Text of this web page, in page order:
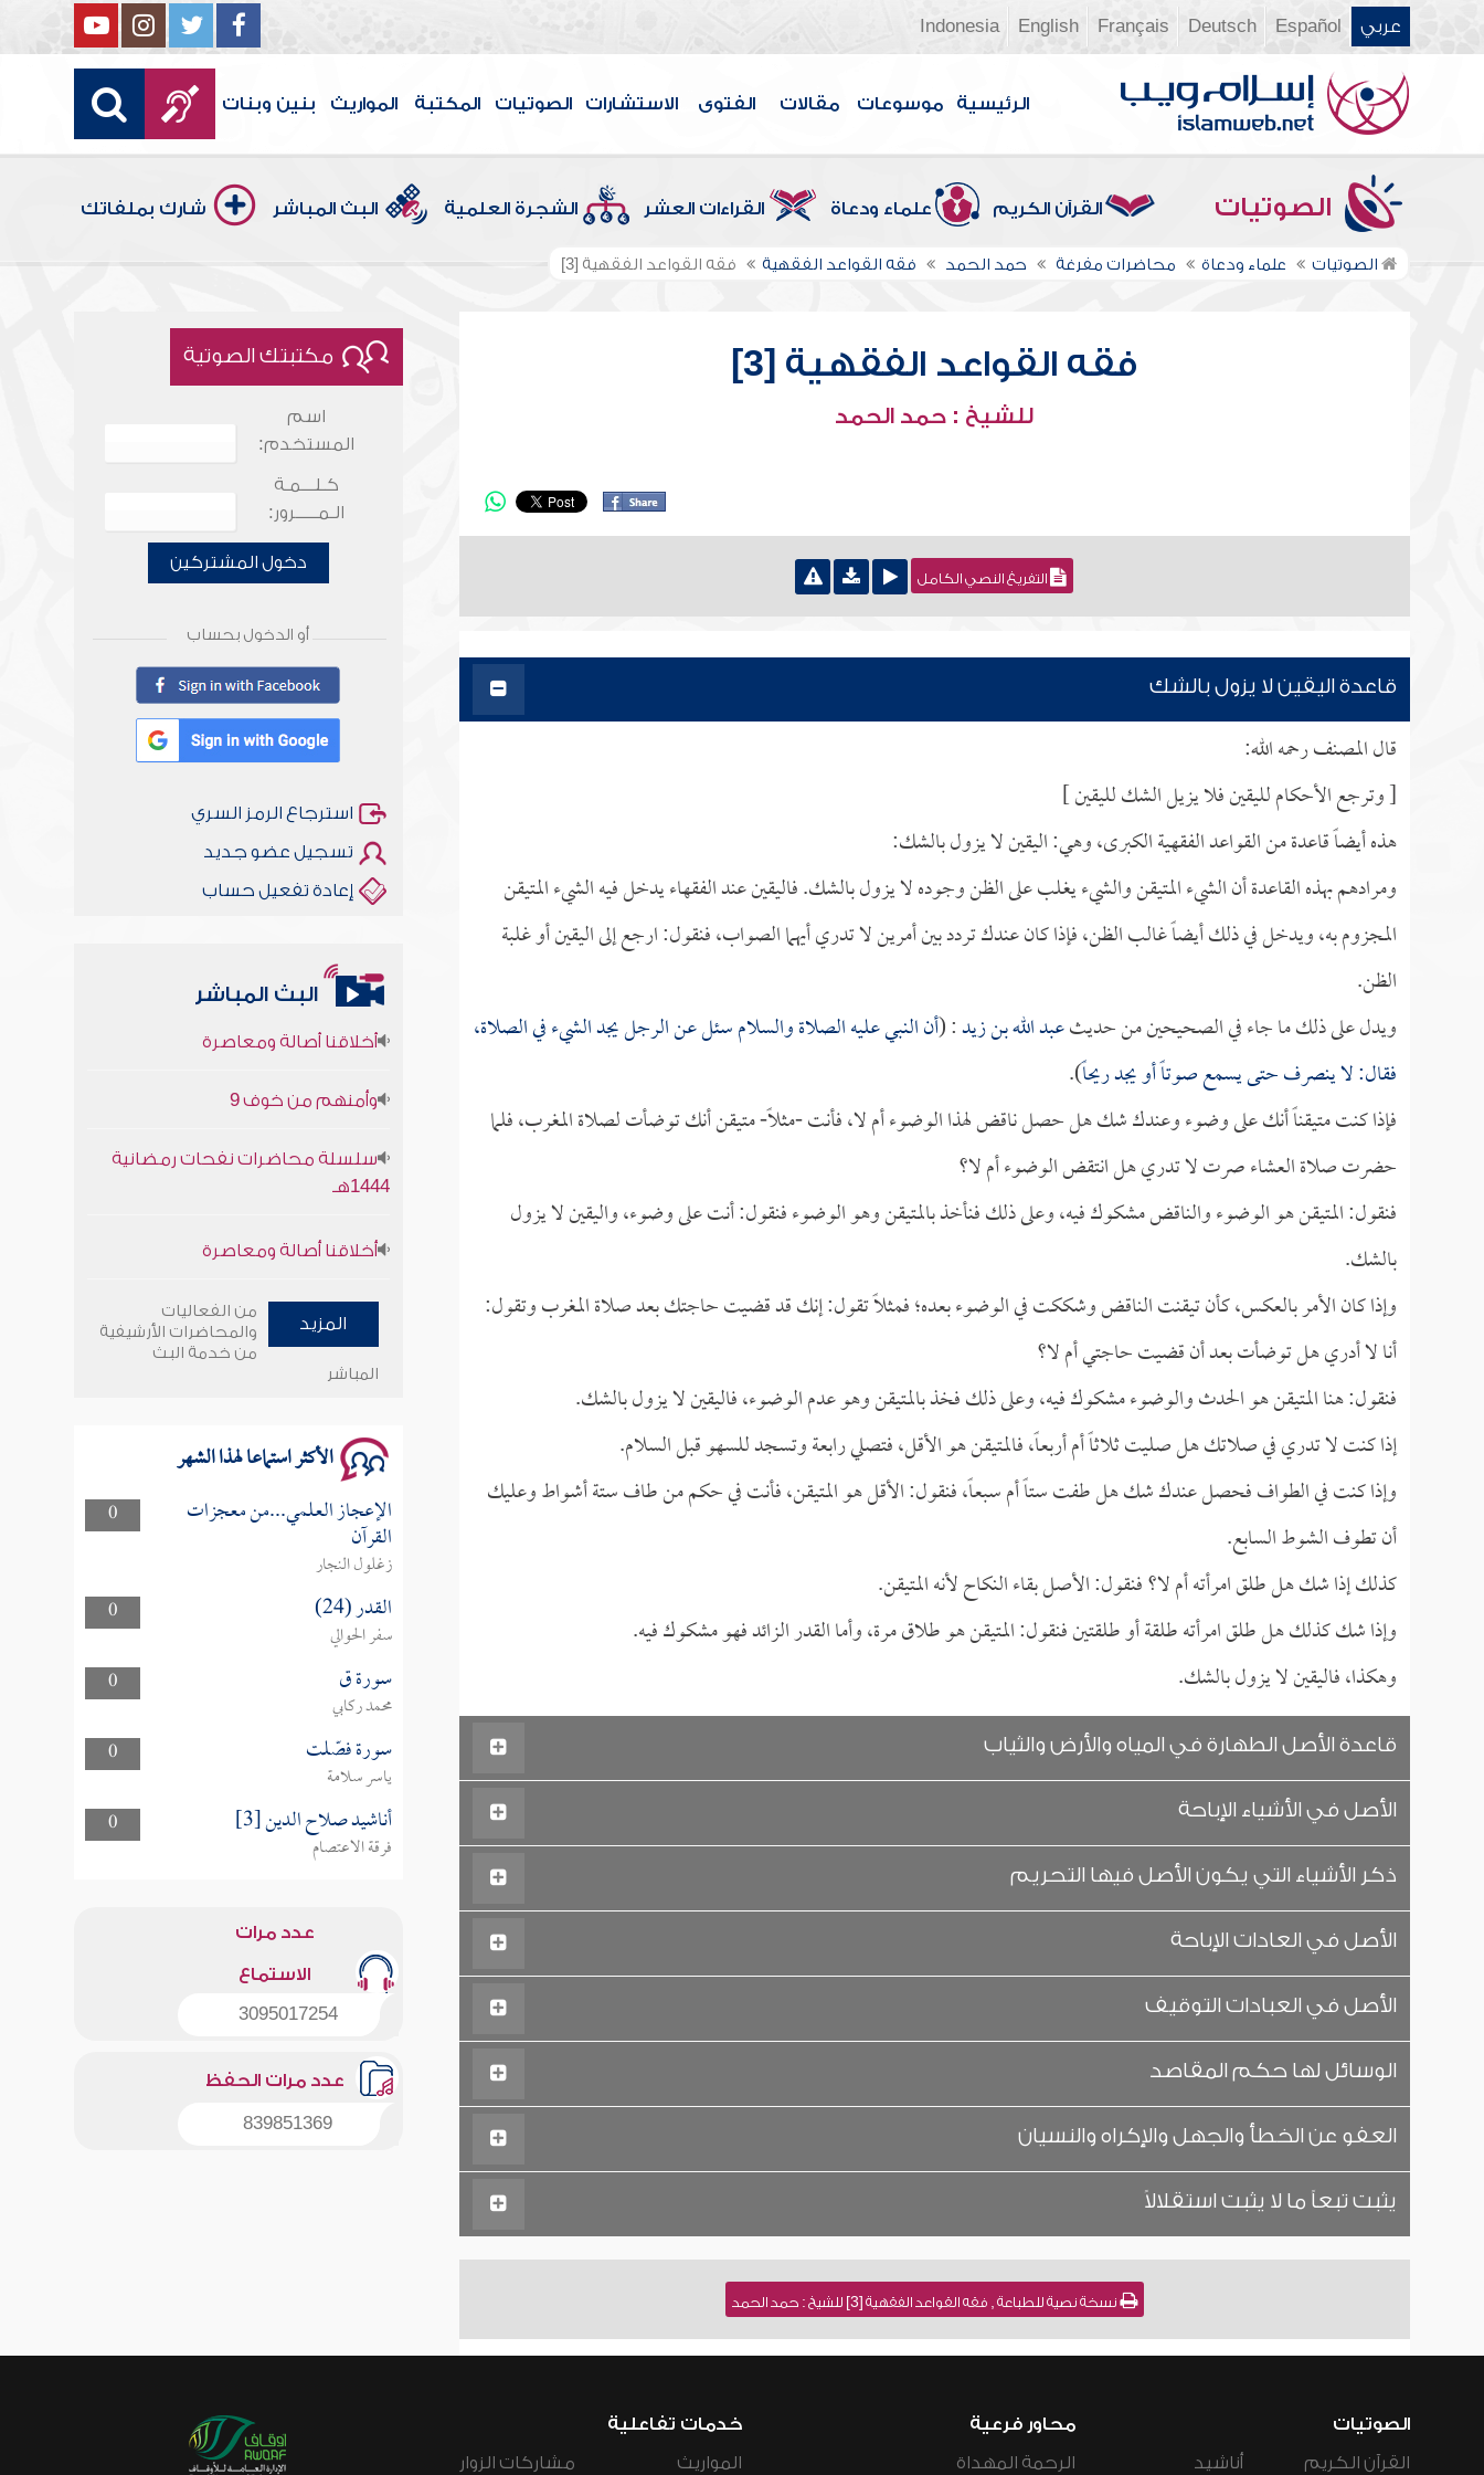
عربي Español
Deutsch
Français
English
Indonesia
الرئيسية موسوعات مقالات الفتوى الاستشارات الصوتيات المكتبة المواريث بنين وبنات
الصوتيات القرآن الكريم علماء ودعاة القراءات العشر الشجرة العلمية البث المباشر شارك بملفاتك
الصوتيات علماء ودعاة محاضرات مفرغة حمد الحمد فقه القواعد الفقهية فقه القواعد الفقهية [3]
فقه القواعد الفقهية [3]
للشيخ : حمد الحمد
التفريغ النصي الكامل
قاعدة اليقين لا يزول بالشك
قال المصنف رحمه الله:
[ وترجع الأحكام لليقين فلا يزيل الشك لليقين ]
هذه أيضاً قاعدة من القواعد الفقهية الكبرى، وهي: اليقين لا يزول بالشك:
ومرادهم بهذه القاعدة أن الشيء المتيقن والشيء يغلب على الظن وجوده لا يزول بالشك. فاليقين عند الفقهاء يدخل فيه الشيء المتيقن
المجزوم به، ويدخل في ذلك أيضاً غالب الظن، فإذا كان عندك تردد بين أمرين لا تدري أيهما الصواب، فنقول: ارجع إلى اليقين أو غلبة
الظن.
ويدل على ذلك ما جاء في الصحيحين من حديثعبد الله بن زيد: (أن النبي عليه الصلاة والسلام سئل عن الرجل يجد الشيء في الصلاة،
فقال: لا ينصرف حتى يسمع صوتاً أو يجد ريحاً).
فإذا كنت متيقناً أنك على وضوء وعندك شك هل حصل ناقض لهذا الوضوء أم لا، فأنت -مثلاً- متيقن أنك توضأت لصلاة المغرب، فلما
حضرت صلاة العشاء صرت لا تدري هل انتقض الوضوء أم لا؟
فنقول: المتيقن هو الوضوء والناقض مشكوك فيه، وعلى ذلك فنأخذ بالمتيقن وهو الوضوء فنقول: أنت على وضوء، واليقين لا يزول
بالشك.
وإذا كان الأمر بالعكس، كأن تيقنت الناقض وشككت في الوضوء بعده؛ فمثلاً تقول: إنك قد قضيت حاجتك بعد صلاة المغرب وتقول:
أنا لا أدري هل توضأت بعد أن قضيت حاجتي أم لا؟
فنقول: هنا المتيقن هو الحدث والوضوء مشكوك فيه، وعلى ذلك فخذ بالمتيقن وهو عدم الوضوء، فاليقين لا يزول بالشك.
إذا كنت لا تدري في صلاتك هل صليت ثلاثاً أم أربعاً، فالمتيقن هو الأقل، فتصلي رابعة وتسجد للسهو قبل السلام.
وإذا كنت في الطواف فحصل عندك شك هل طفت ستاً أم سبعاً، فنقول: الأقل هو المتيقن، فأنت في حكم من طاف ستة أشواط وعليك
أن تطوف الشوط السابع.
كذلك إذا شك هل طلق امرأته أم لا؟ فنقول: الأصل بقاء النكاح لأنه المتيقن.
وإذا شك كذلك هل طلق امرأته طلقة أو طلقتين فنقول: المتيقن هو طلاق مرة، وأما القدر الزائد فهو مشكوك فيه.
وهكذا، فاليقين لا يزول بالشك.
قاعدة الأصل الطهارة في المياه والأرض والثياب
الأصل في الأشياء الإباحة
ذكر الأشياء التي يكون الأصل فيها التحريم
الأصل في العادات الإباحة
الأصل في العبادات التوقيف
الوسائل لها حكم المقاصد
العفو عن الخطأ والجهل والإكراه والنسيان
يثبت تبعاً ما لا يثبت استقلالاً
نسخة نصية للطباعة , فقه القواعد الفقهية [3] للشيخ : حمد الحمد
مكتبتك الصوتية
اسم
المستخدم:
كـلـــمـة
الـمـــــرور:
دخول المشتركين
أو الدخول بحساب
استرجاع الرمز السري
تسجيل عضو جديد
إعادة تفعيل حساب
البث المباشر
1444هـ
سلسلة محاضرات نفحات رمضانية
1444هـ
المزيد
من الفعاليات
والمحاضرات الأرشيفية
من خدمة البث
المباشر
الأكثر استماعا لهذا الشهر
0 الإعجاز العلمي...من معجزات
القرآن
زغلول النجار
0
القدر (24)
سفر الحوالي
0
سورة ق
محمد ركابي
0
سورة فصّلت
ياسر سلامة
0
أناشيد صلاح الدين [3]
فرقة الاعتصام
عدد مرات
الاستماع
3095017254
عدد مرات الحفظ
839851369
الصوتيات
القرآن الكريم
أناشيد
محاور فرعية
الرحمة المهداة
خدمات تفاعلية
المواريث
مشاركات الزوار